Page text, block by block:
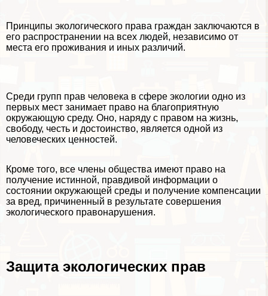
Принципы экологического права граждан заключаются в
его распространении на всех людей, независимо от
места его проживания и иных различий.
Среди групп прав человека в сфере экологии одно из
первых мест занимает право на благоприятную
окружающую среду. Оно, наряду с правом на жизнь,
свободу, честь и достоинство, является одной из
человеческих ценностей.
Кроме того, все члeны общества имеют право на
получение истинной, правдивой информации о
состоянии окружающей среды и получение компенсации
за вред, причиненный в результате совершения
экологического правонарушения.
Защита экологических прав